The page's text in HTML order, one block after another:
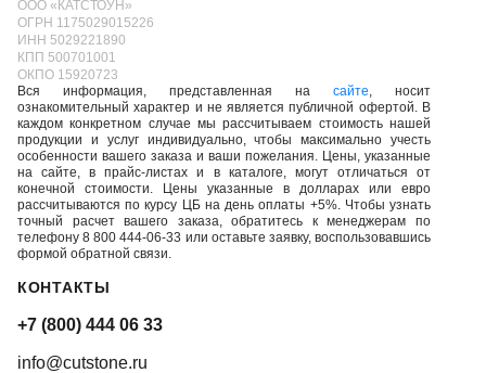
ООО «КАТСТОУН»
ОГРН 1175029015226
ИНН 5029221890
КПП 500701001
ОКПО 15920723
Вся информация, представленная на сайте , носит
ознакомительный характер и не является публичной офертой. В
каждом конкретном случае мы рассчитываем стоимость нашей
продукции и услуг индивидуально, чтобы максимально учесть
особенности вашего заказа и ваши пожелания. Цены, указанные
на сайте, в прайс-листах и в каталоге, могут отличаться от
конечной стоимости. Цены указанные в долларах или евро
рассчитываются по курсу ЦБ на день оплаты +5%. Чтобы узнать
точный расчет вашего заказа, обратитесь к менеджерам по
телефону 8 800 444-06-33 или оставьте заявку, воспользовавшись
формой обратной связи.
КОНТАКТЫ
+7 (800) 444 06 33
info@cutstone.ru